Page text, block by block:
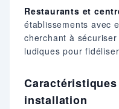
Restaurants et
établissements avec
cherchant à
ludiques pour
installation